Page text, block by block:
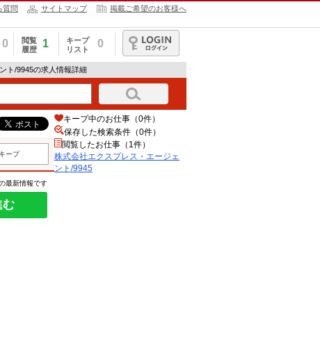
質問 サイトマップ 掲載ご希望のお客様へ
0
閲覧
履歴
1
キープ
リスト
0
ログイン
ト/9945の求人情報詳細
キープ
最新情報です
む
キープ中のお仕事（0件）
保存した検索条件（0件）
閲覧したお仕事（1件）
株式会社エクスプレス・エージェ
ント/9945